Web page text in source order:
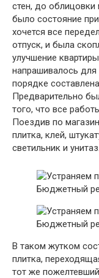
стен, до
было состояние
хочется все
отпуск, и была
улучшение
напрашивалось для
порядке
Предварительно
того, что все
Поездив по
плитка, клей,
светильник и унитаз.
В таком жутком
плитка,
тот же